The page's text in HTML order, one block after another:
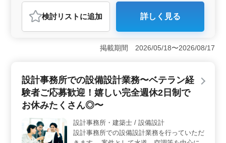
おすすめポイント
＜好条件・メリット＞ 沖縄県那覇市古波蔵における建
築設計事務所で、土日祝休みの建築意匠設計経験者を急
募しています。この求人は、以下の点で魅力的です。ま
ず、週休2日制で土日祝がしっかり休める環境が整ってい
＜業務内容＞ 個人住宅や共同住宅、福祉施設など多彩
な設計実績を持つプロジェクトに携わります。施主との
打ち合わせから現地調査、プランニング、基本設計、実
施設計、積算、確認申請、書類作成、施工会社選定、設
計監理など、幅広い業務に携われます。CAD操作のスキ
ルも活かせます。 ＜応募要件＞ 1級建築士の資格を
持つ方は優遇されますが、2級建築士以上と普通自動車運
検討リスト に追加 詳しく見る
掲載期間 2026/05/18〜2026/08/17
設計事務所での設備設計業務〜ベテラン経
験者ご応募歓迎！嬉しい完全週休2日制で
お休みたくさん◎〜
設計事務所・建築士 / 設備設計
設計事務所での設備設計業務を行っていただ